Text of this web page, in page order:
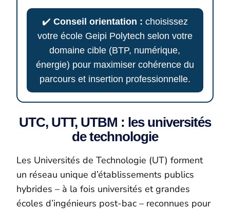
✔️ Conseil orientation : choisissez
votre école Geipi Polytech selon votre
domaine cible (BTP, numérique,
énergie) pour maximiser cohérence du
parcours et insertion professionnelle.
UTC, UTT, UTBM : les universités
de technologie
Les Universités de Technologie (UT) forment
un réseau unique d’établissements publics
hybrides – à la fois universités et grandes
écoles d’ingénieurs post-bac – reconnues pour